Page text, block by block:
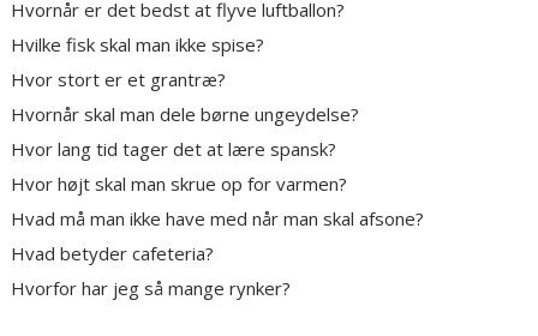
Hvornår er det bedst at flyve luftballon?
Hvilke fisk skal man ikke spise?
Hvor stort er et grantræ?
Hvornår skal man dele børne ungeydelse?
Hvor lang tid tager det at lære spansk?
Hvor højt skal man skrue op for varmen?
Hvad må man ikke have med når man skal afsone?
Hvad betyder cafeteria?
Hvorfor har jeg så mange rynker?